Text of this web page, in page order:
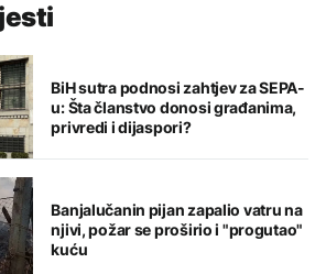
BiH sutra podnosi zahtjev za SEPA-
u: Šta članstvo donosi građanima,
privredi i dijaspori?
Banjalučanin pijan zapalio vatru na
njivi, požar se proširio i "progutao"
kuću